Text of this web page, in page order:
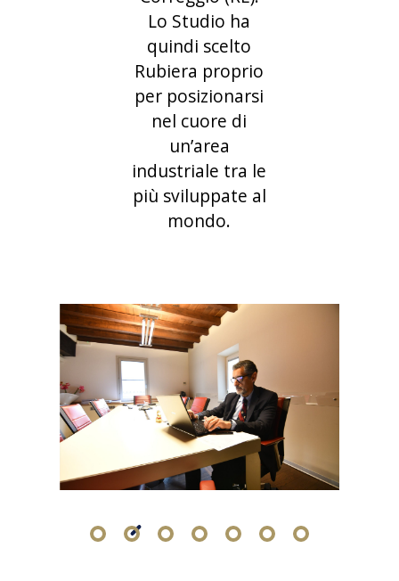
Lo Studio ha
quindi scelto
Rubiera proprio
per posizionarsi
nel cuore di
un’area
industriale tra le
più sviluppate al
mondo.